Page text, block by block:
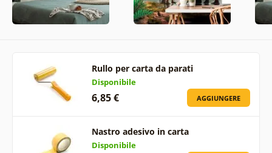
Rullo per carta da parati
Disponibile
6,85 € AGGIUNGERE
Nastro adesivo in carta
Disponibile